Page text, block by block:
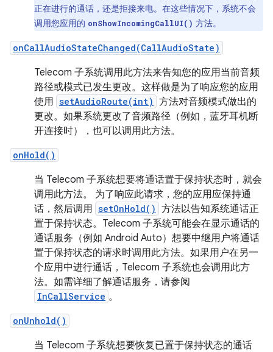
正在进行的通话，还是拒接来电。在这些情况下，系统不会
调用您应用的 onShowIncomingCallUI() 方法。
onCallAudioStateChanged(CallAudioState)
Telecom 子系统调用此方法来告知您的应用当前音频
路径或模式已发生更改。这样做是为了响应您的应用
使用 setAudioRoute(int) 方法对音频模式做出的
更改。如果系统更改了音频路径（例如，蓝牙耳机断
开连接时），也可以调用此方法。
onHold()
当 Telecom 子系统想要将通话置于保持状态时，就会
调用此方法。 为了响应此请求，您的应用应保持通
话，然后调用 setOnHold() 方法以告知系统通话正
置于保持状态。Telecom 子系统可能会在显示通话的
通话服务（例如 Android Auto）想要中继用户将通话
置于保持状态的请求时调用此方法。如果用户在另一
个应用中进行通话，Telecom 子系统也会调用此方
法。如需详细了解通话服务，请参阅
InCallService 。
onUnhold()
当 Telecom 子系统想要恢复已置于保持状态的通话